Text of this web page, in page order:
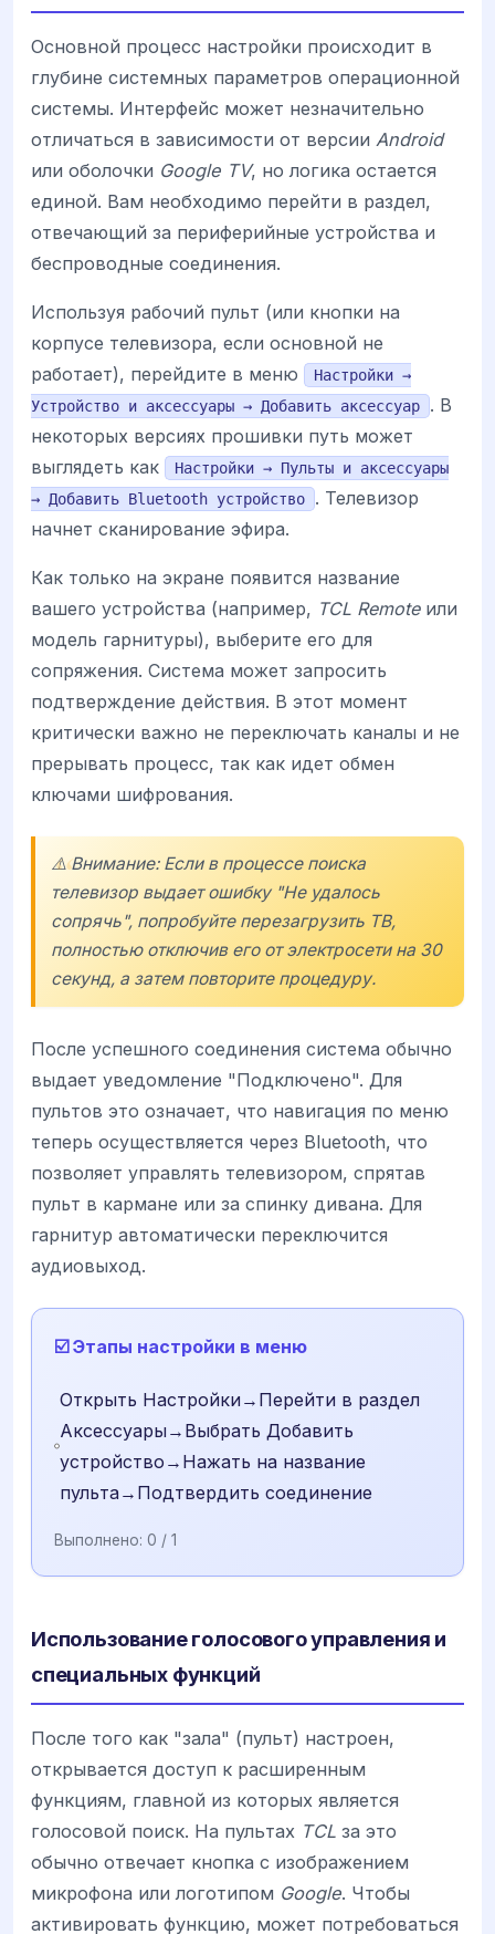
Основной процесс настройки происходит в
глубине системных параметров операционной
системы. Интерфейс может незначительно
отличаться в зависимости от версии Android
или оболочки Google TV, но логика остается
единой. Вам необходимо перейти в раздел,
отвечающий за периферийные устройства и
беспроводные соединения.
Используя рабочий пульт (или кнопки на
корпусе телевизора, если основной не
работает), перейдите в меню
Настройки →
Устройство и аксессуары → Добавить аксессуар
. В
некоторых версиях прошивки путь может
выглядеть как
Настройки → Пульты и аксессуары
→ Добавить Bluetooth устройство
. Телевизор
начнет сканирование эфира.
Как только на экране появится название
вашего устройства (например, TCL Remoteили
модель гарнитуры), выберите его для
сопряжения. Система может запросить
подтверждение действия. В этот момент
критически важно не переключать каналы и не
прерывать процесс, так как идет обмен
ключами шифрования.
⚠️ Внимание: Если в процессе поиска
телевизор выдает ошибку "Не удалось
сопрячь", попробуйте перезагрузить ТВ,
полностью отключив его от электросети на 30
секунд, а затем повторите процедуру.
После успешного соединения система обычно
выдает уведомление "Подключено". Для
пультов это означает, что навигация по меню
теперь осуществляется через Bluetooth, что
позволяет управлять телевизором, спрятав
пульт в кармане или за спинку дивана. Для
гарнитур автоматически переключится
аудиовыход.
☑️ Этапы настройки в меню
Открыть Настройки→Перейти в раздел
Аксессуары→Выбрать Добавить
устройство→Нажать на название
пульта→Подтвердить соединение
Выполнено: 0 / 1
Использование голосового управления и
специальных функций
После того как "зала" (пульт) настроен,
открывается доступ к расширенным
функциям, главной из которых является
голосовой поиск. На пультах TCL за это
обычно отвечает кнопка с изображением
микрофона или логотипом Google. Чтобы
активировать функцию, может потребоваться